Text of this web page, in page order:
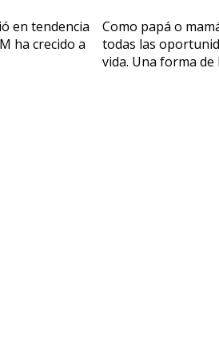
en tendencia
ha crecido a
Como papá o
todas las
vida. Una forma de
programas?